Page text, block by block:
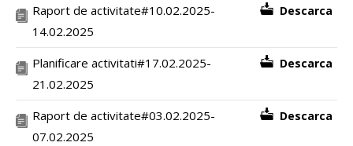
Raport de activitate#10.02.2025-
14.02.2025
Descarca
Planificare activitati#17.02.2025-
21.02.2025
Descarca
Raport de activitate#03.02.2025-
07.02.2025
Descarca